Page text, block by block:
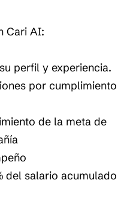
Cari AI:
perfil y experiencia.
por cumplimiento
de la meta de
del salario acumulado